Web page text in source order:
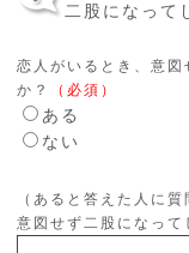
二股になって
恋人がいるとき、意
か？
（必須）
ある
ない
（あると答えた人に質
意図せず二股になって